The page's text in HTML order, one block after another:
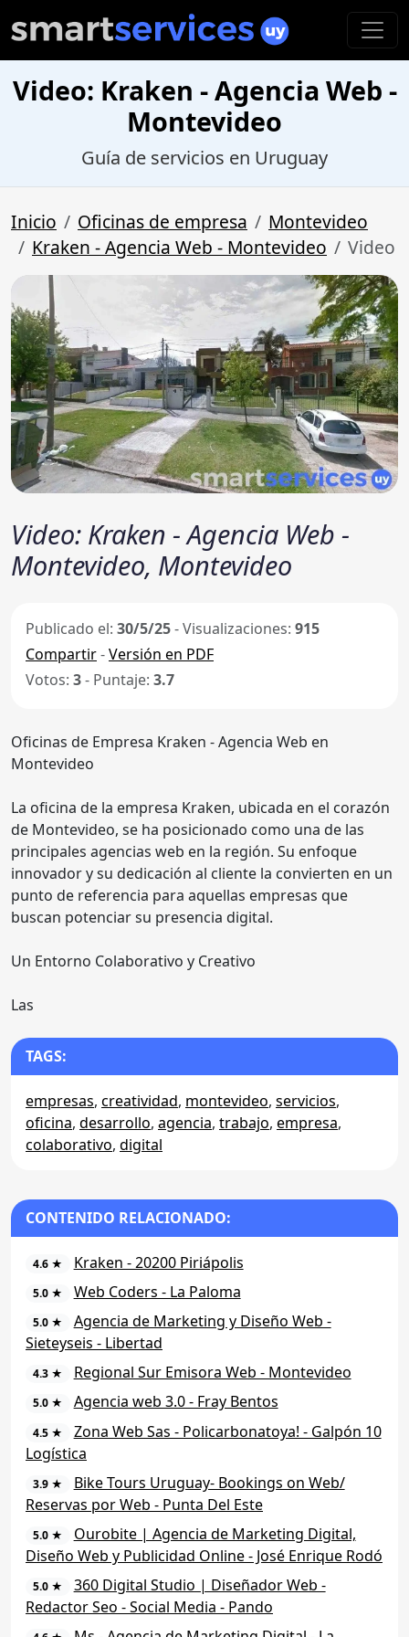
Video: Kraken - Agencia Web -
Montevideo
Guía de servicios en Uruguay
Inicio Oficinas de empresa
Montevideo
Kraken - Agencia Web - Montevideo
Video
Video: Kraken - Agencia Web -
Montevideo, Montevideo
Publicado el: 30/5/25- Visualizaciones: 915
Compartir-Versión en PDF
Votos: 3- Puntaje: 3.7
Oficinas de Empresa Kraken - Agencia Web en
Montevideo
La oficina de la empresa Kraken, ubicada en el corazón
de Montevideo, se ha posicionado como una de las
principales agencias web en la región. Su enfoque
innovador y su dedicación al cliente la convierten en un
punto de referencia para aquellas empresas que
buscan potenciar su presencia digital.
Un Entorno Colaborativo y Creativo
Las
TAGS:
empresas, creatividad, montevideo, servicios,
oficina, desarrollo, agencia, trabajo, empresa,
colaborativo, digital
CONTENIDO RELACIONADO:
4.6 ★ Kraken - 20200 Piriápolis
5.0 ★ Web Coders - La Paloma
5.0 ★
Agencia de Marketing y Diseño Web -
Sieteyseis - Libertad
4.3 ★ Regional Sur Emisora Web - Montevideo
5.0 ★ Agencia web 3.0 - Fray Bentos
4.5 ★
Zona Web Sas - Policarbonatoya! - Galpón 10
Logística
3.9 ★
Bike Tours Uruguay- Bookings on Web/
Reservas por Web - Punta Del Este
5.0 ★
Ourobite | Agencia de Marketing Digital,
Diseño Web y Publicidad Online - José Enrique Rodó
5.0 ★
360 Digital Studio | Diseñador Web -
Redactor Seo - Social Media - Pando